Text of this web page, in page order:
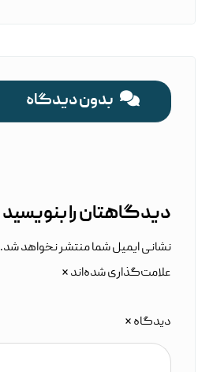
بدون دیدگاه
دیدگاهتان را بنویسید
نشانی ایمیل شما منتشر نخواهد شد.
علامت‌گذاری شده‌اند*
دیدگاه*